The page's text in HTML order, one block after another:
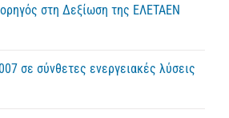
στη Δεξίωση της ΕΛΕΤΑΕΝ
σε σύνθετες ενεργειακές λύσεις